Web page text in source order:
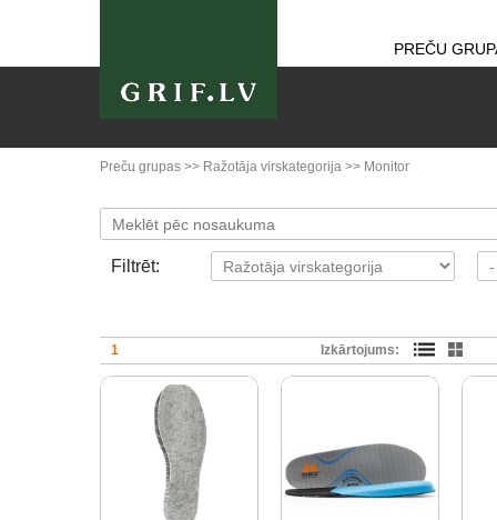
PREČU
Preču grupas >> Ražotāja virskategorija >> Monitor
Filtrēt:
1 Izkārtojums: